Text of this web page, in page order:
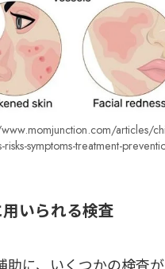
articles/
risks-symptoms-treatment-
いられる検査